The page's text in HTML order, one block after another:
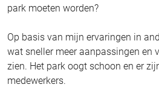
park moeten worden?
Op basis van mijn ervaringen in
wat sneller meer aanpassingen en
zien. Het park oogt schoon en er
medewerkers.